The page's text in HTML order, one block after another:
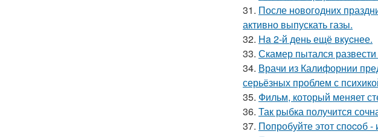
31. После новогодних
активно выпускать газы.
32. Ha 2-й день ещё вкycнее.
33. Скамер пытался
34. Врачи из Калифорнии
серьёзных проблем с
35. Фильм, который меняет
36. Так рыбка получится
37. Пoпробуйте этот спocoб